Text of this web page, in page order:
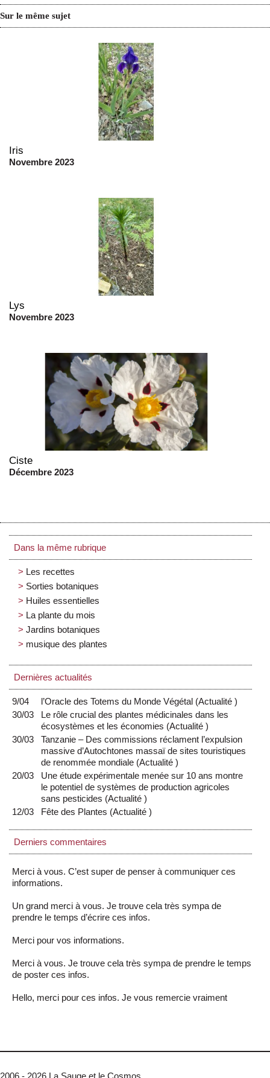
Sur le même sujet
Iris
Novembre 2023
Lys
Novembre 2023
Ciste
Décembre 2023
Dans la même rubrique
Les recettes
Sorties botaniques
Huiles essentielles
La plante du mois
Jardins botaniques
musique des plantes
Dernières actualités
9/04 l’Oracle des Totems du Monde Végétal (Actualité)
30/03
Le rôle crucial des plantes médicinales dans les
écosystèmes et les économies (Actualité)
30/03
Tanzanie – Des commissions réclament l’expulsion
massive d’Autochtones massaï de sites touristiques
de renommée mondiale (Actualité)
20/03
Une étude expérimentale menée sur 10 ans montre
le potentiel de systèmes de production agricoles
sans pesticides (Actualité)
12/03
Fête des Plantes (Actualité)
Derniers commentaires
Merci à vous. C’est super de penser à communiquer ces
informations.
Un grand merci à vous. Je trouve cela très sympa de
prendre le temps d’écrire ces infos.
Merci pour vos informations.
Merci à vous. Je trouve cela très sympa de prendre le temps
de poster ces infos.
Hello, merci pour ces infos. Je vous remercie vraiment
2006 - 2026 La Sauge et le Cosmos